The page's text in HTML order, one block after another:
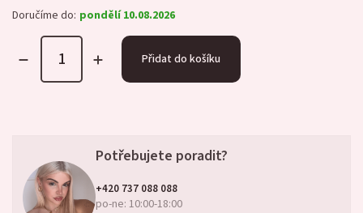
Doručíme do: pondělí 10.08.2026
Přidat do košíku
Potřebujete poradit?
+420 737 088 088
po-ne: 10:00-18:00